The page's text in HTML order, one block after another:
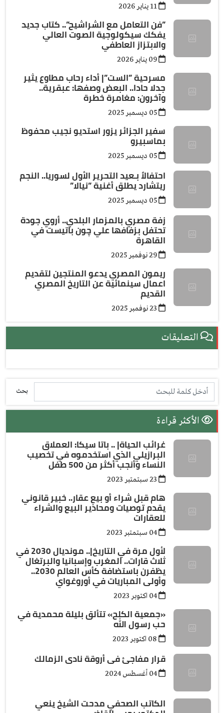
”فن التعامل مع الشراشيح”.. كتاب جديد
يفكك سيكولوجية الصوت العالي
والابتزاز العاطفي
مسرحية ”الست”| أداء رحاب مطاوع يثير
جدلا حادا.. البعض وصفها: عبقرية..
وآخرون: مغامرة خطرة
سفير الجزائر يزور استديو نجيب محفوظ
بماسبيرو
احتفالاً بـعيد التحرير الأول لسوريا.. النجم
ريتشارد يطلق أغنية ”نيالا”
زفة مصري بالمزمار البلدي.. أروي جودة
تحتفل بزفافها علي چون باتيست في
القاهرة
ريمون المصري يدعو المنتجين لتقديم
اعمال سينمائية عن التاريخ المصري
القديم
التعليقات
بحث
الأكثر قراءة
غرائب الحياة| .. باتا سيكا: العملاق
البرازيلي الذي استخدموه في تخصيب
النساء وأنجب أكثر من 500 طفل
هام قبل شراء أو بيع عقار.. خبير قانوني
يقدم توصيات ومحاذير البيع والشراء
للعقارات
لأول مرة في التاريخ|.. مونديال 2030 في
ثلاث قارات.. المغرب وإسبانيا والبرتغال
يظفرن باستضافة كأس العالم 2030..
وأولى المباريات في أوروغواي
«جمعية الكلح» تتألق بليلة محمدية في
حب رسول الله
قرار مفاجئ فى أروقة نادى الزمالك
الكاتب الصحفي مدحت الشيخ ينعي